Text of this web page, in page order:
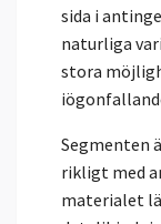
sida i
naturliga
stora
Segmenten
rikligt med
materialet